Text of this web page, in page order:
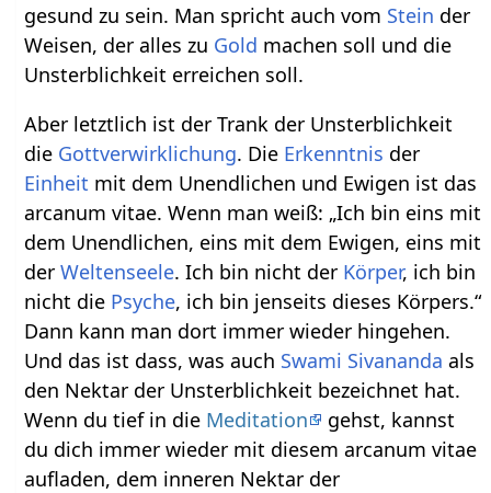
gesund zu sein. Man spricht auch vom Stein der
Weisen, der alles zu Gold machen soll und die
Unsterblichkeit erreichen soll.
Aber letztlich ist der Trank der Unsterblichkeit
die Gottverwirklichung. Die Erkenntnis der
Einheit mit dem Unendlichen und Ewigen ist das
arcanum vitae. Wenn man weiß: „Ich bin eins mit
dem Unendlichen, eins mit dem Ewigen, eins mit
derWeltenseele. Ich bin nicht der Körper, ich bin
nicht die Psyche, ich bin jenseits dieses Körpers.“
Dann kann man dort immer wieder hingehen.
Und das ist dass, was auch Swami Sivananda als
den Nektar der Unsterblichkeit bezeichnet hat.
Wenn du tief in die Meditation
gehst, kannst
du dich immer wieder mit diesem arcanum vitae
aufladen, dem inneren Nektar der